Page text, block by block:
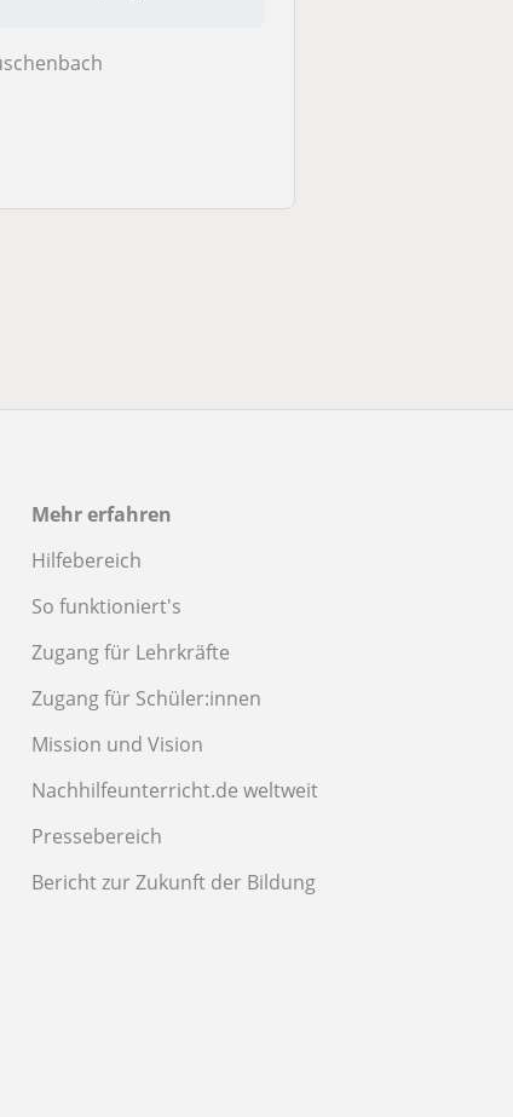
Mehr erfahren
Hilfebereich
So funktioniert's
Zugang für Lehrkräfte
Zugang für Schüler:innen
Mission und Vision
Nachhilfeunterricht.de weltweit
Pressebereich
Bericht zur Zukunft der Bildung